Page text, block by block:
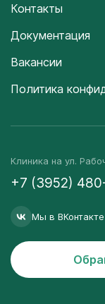
Контакты
Документация
Вакансии
Политика
Клиника на ул.
+7 (3952)
Мы в ВКонтакте